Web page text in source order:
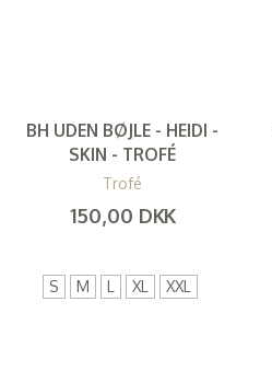
BH UDEN BØJLE - HEIDI -
SKIN - TROFÉ
Trofé
150,00 DKK
S M L XL XXL